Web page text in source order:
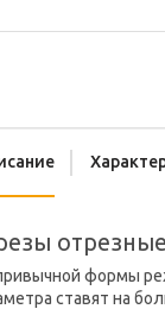
формы
ставят на